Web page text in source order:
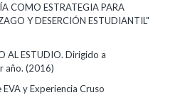
COMO ESTRATEGIA PARA
Y DESERCIÓN ESTUDIANTIL"
AL ESTUDIO. Dirigido a
año. (2016)
y Experiencia Cruso